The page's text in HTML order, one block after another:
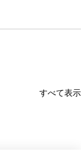
すべて表示